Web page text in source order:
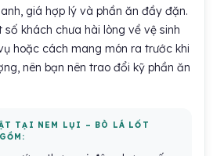
giá hợp lý và phần ăn đầy đặn.
số khách chưa hài lòng về vệ sinh
hoặc cách mang món ra trước khi
nên bạn nên trao đổi kỹ phần ăn
TẠI NEM LỤI – BÒ LÁ LỐT